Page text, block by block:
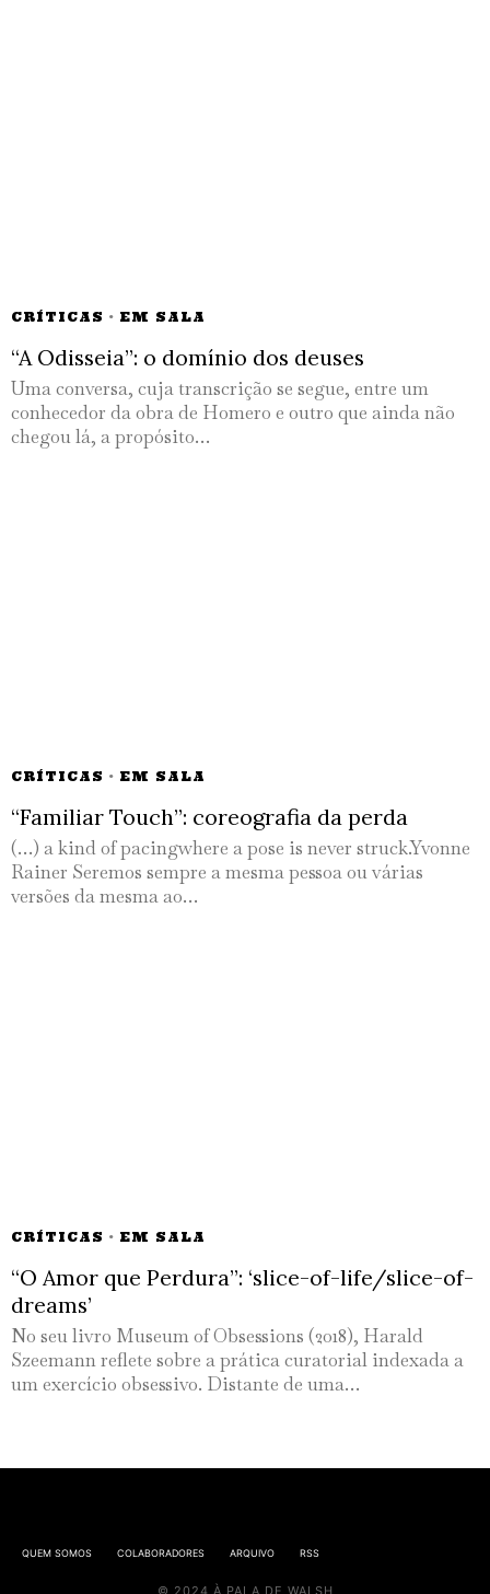
CRÍTICAS · EM SALA
“A Odisseia”: o domínio dos deuses
Uma conversa, cuja transcrição se segue, entre um
conhecedor da obra de Homero e outro que ainda não
chegou lá, a propósito…
CRÍTICAS · EM SALA
“Familiar Touch”: coreografia da perda
(…) a kind of pacingwhere a pose is never struck.Yvonne
Rainer Seremos sempre a mesma pessoa ou várias
versões da mesma ao…
CRÍTICAS · EM SALA
“O Amor que Perdura”: ‘slice-of-life/slice-of-
dreams’
No seu livro Museum of Obsessions (2018), Harald
Szeemann reflete sobre a prática curatorial indexada a
um exercício obsessivo. Distante de uma…
QUEM SOMOS COLABORADORES ARQUIVO RSS
© 2024 À PALA DE WALSH